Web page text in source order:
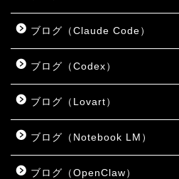
ブログ（Claude Code）
ブログ（Codex）
ブログ（Lovart）
ブログ（Notebook LM）
ブログ（OpenClaw）